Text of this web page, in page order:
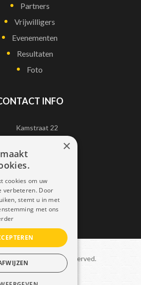
Partners
Vrijwilligers
Evenementen
Resultaten
Foto
INFO
Kamstraat 22
1750 Lennik
0497452898
info@dais.be
2021 Dais. All rights reserved.
Sitemap–GDPR
×
cookies om uw
verbeteren. Door
stemt u in met
met ons